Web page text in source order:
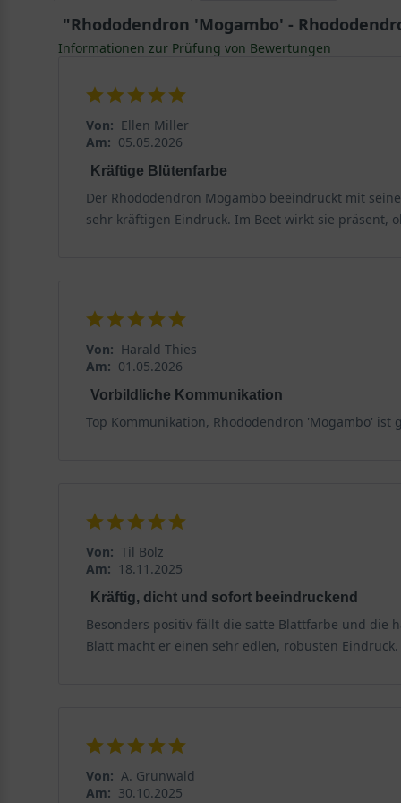
die Pflanze auch auf Ihrer Veranda platzieren, um
Der Rhododendron 'Mogambo' benötigt in der Regel
um die Gesundheit der Pflanze zu erhalten. Der
saubere und scharfe Gartenscheren, um die Zweige
Der Rhododendron 'Mogambo' benötigt eine
Verwenden Sie einen Dünger, der speziell für
Überdüngung führen und die Pflanze schädigen,
Gibt es besondere Krankheiten, die den
Obwohl der Rhododendron 'Mogambo' in der Regel
Die Phytophthora Wurzelfäule ist eine der
Wurzeln der Pflanze angreift. Symptome sind eine
Wurzelfäule leidet, sollten Sie ihn umgehend
Botrytisfäule
Botrytisfäule ist eine Pilzkrankheit, die durch
Blattläuse und Spinnmilben sind Insekten, die sich
führen. Um Blattläuse und Spinnmilben zu
anwenden.
"Rhododendron 'Mogambo' -
Informationen zur Prüfung von Bewertungen
Von: Ellen Miller
Am: 05.05.2026
Kräftige Blütenfarbe
Der Rhododendron Mogambo beeindruckt mit
sehr kräftigen Eindruck. Im Beet wirkt sie präsent,
Von: Harald Thies
Am: 01.05.2026
Vorbildliche Kommunikation
Top Kommunikation, Rhododendron 'Mogambo' ist
Von: Til Bolz
Am: 18.11.2025
Kräftig, dicht und sofort beeindruckend
Besonders positiv fällt die satte Blattfarbe und die
Blatt macht er einen sehr edlen, robusten Eindruck.
Von: A. Grunwald
Am: 30.10.2025